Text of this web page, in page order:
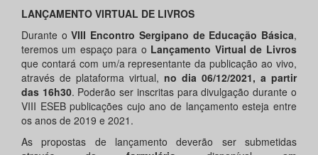
LANÇAMENTO VIRTUAL DE LIVROS
Durante oVIII Encontro Sergipano de Educação Básica,
teremos um espaço para o Lançamento Virtual de Livros
que contará com um/a representante da publicação ao vivo,
através de plataforma virtual, no dia 06/12/2021, a partir
das 16h30. Poderão ser inscritas para divulgação durante o
VIII ESEB publicações cujo ano de lançamento esteja entre
os anos de 2019 e 2021.
As propostas de lançamento deverão ser submetidas